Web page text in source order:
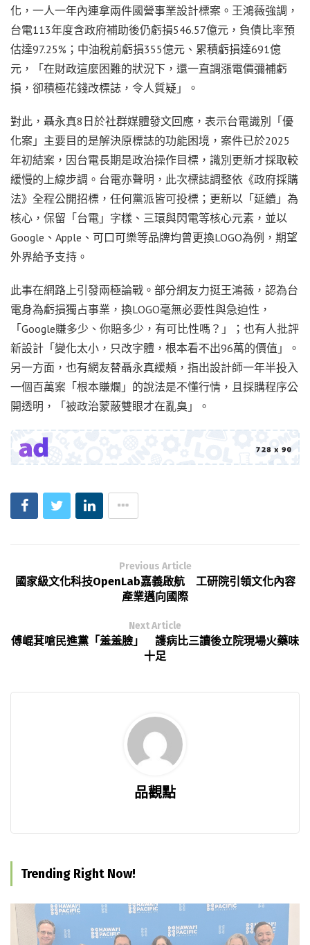
化，一人一年內連拿兩件國營事業設計標案。王鴻薇強調，
台電113年度含政府補助後仍虧損546.57億元，負債比率預
估達97.25%；中油稅前虧損355億元、累積虧損達691億
元，「在財政這麼困難的狀況下，還一直調漲電價彌補虧
損，卻積極花錢改標誌，令人質疑」。
對此，聶永真8日於社群媒體發文回應，表示台電識別「優
化案」主要目的是解決原標誌的功能困境，案件已於2025
年初結案，因台電長期是政治操作目標，識別更新才採取較
緩慢的上線步調。台電亦聲明，此次標誌調整依《政府採購
法》全程公開招標，任何黨派皆可投標；更新以「延續」為
核心，保留「台電」字樣、三環與閃電等核心元素，並以
Google、Apple、可口可樂等品牌均曾更換LOGO為例，期望
外界給予支持。
此事在網路上引發兩極論戰。部分網友力挺王鴻薇，認為台
電身為虧損獨占事業，換LOGO毫無必要性與急迫性，
「Google賺多少、你賠多少，有可比性嗎？」；也有人批評
新設計「變化太小，只改字體，根本看不出96萬的價值」。
另一方面，也有網友替聶永真緩頰，指出設計師一年半投入
一個百萬案「根本賺爛」的說法是不懂行情，且採購程序公
開透明，「被政治蒙蔽雙眼才在亂臭」。
Previous Article
國家級文化科技OpenLab嘉義啟航 工研院引領文化內容
產業邁向國際
Next Article
傅崐萁嗆民進黨「羞羞臉」 護病比三讀後立院現場火藥味
十足
品觀點
Trending Right Now!